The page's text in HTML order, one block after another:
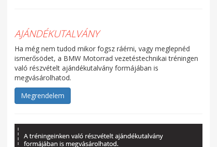
AJÁNDÉKUTALVÁNY
Ha még nem tudod mikor fogsz ráérni, vagy meglepnéd
ismerősödet, a BMW Motorrad vezetéstechnikai tréningen
való részvételt ajándékutalvány formájában is
megvásárolhatod.
Megrendelem